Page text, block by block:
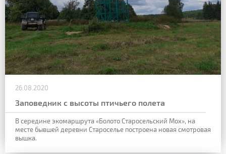
26.08.2020
Заповедник с высоты птичьего полета
В середине экомаршрута «Болото Старосельский Мох», на
месте бывшей деревни Староселье построена новая смотровая
вышка.